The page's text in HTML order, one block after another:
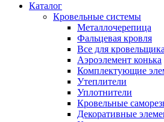
Каталог
Кровельные системы
Металлочерепица
Фальцевая кровля
Все для кровельщика
Аэроэлемент конька
Комплектующие
Утеплители
Уплотнители
Кровельные
Декоративные